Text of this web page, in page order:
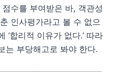
수를 부여받은 바, 객관성
인사평가라고 볼 수 없으
‘합리적 이유가 없다.’ 따라
는 부당해고로 봐야 한다.